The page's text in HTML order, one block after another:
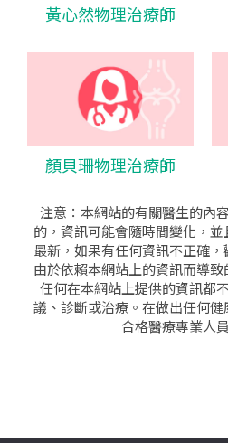
黃心然物理治療師
顏貝珊物理治療師
注意：本網站的有關醫生的內
的，資訊可能會隨時間變化，
最新，如果有任何資訊不正確
由於依賴本網站上的資訊而導致
任何在本網站上提供的資訊都
議、診斷或治療。在做出任何
合格醫療專業人